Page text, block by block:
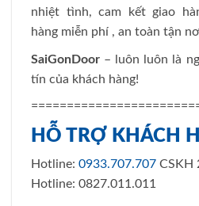
nhiệt tình, cam kết giao
hàng miễn phí , an toàn tận
SaiGonDoor – luôn luôn là
tín của khách hàng!
HỖ TRỢ KHÁCH
Hotline: 0933.707.707 CSKH
Hotline: 0827.011.011